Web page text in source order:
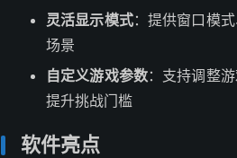
灵活显示模式：提供窗口模
场景
自定义游戏参数：支持调整
提升挑战门槛
软件亮点